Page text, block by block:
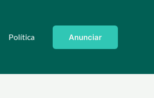
Política Anunciar